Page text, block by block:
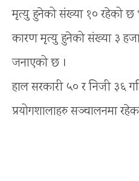
मृत्यु हुनेको संख्या १० रहेको छ
कारण मृत्यु हुनेको संख्या ३
जनाएको छ ।
हाल सरकारी ५० र निजी ३६
प्रयोगशालाहरु सञ्चालनमा